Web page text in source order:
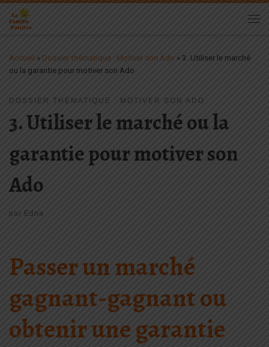
Passer au contenu
Accueil » Dossier thématique : Motiver son Ado » 3. Utiliser le marché
ou la garantie pour motiver son Ado
DOSSIER THÉMATIQUE : MOTIVER SON ADO
3. Utiliser le marché ou la
garantie pour motiver son
Ado
par Edna
Passer un marché
gagnant-gagnant ou
obtenir une garantie